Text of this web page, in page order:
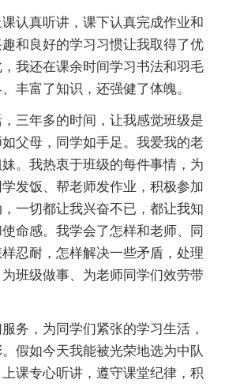
认真听讲，课下认真完成作业和
和良好的学习习惯让我取得了优
我还在课余时间学习书法和羽毛
丰富了知识，还强健了体魄。
三年多的时间，让我感觉班级是
父母，同学如手足。我爱我的老
。我热衷于班级的每件事情，为
发饭、帮老师发作业，积极参加
一切都让我兴奋不已，都让我知
命感。我学会了怎样和老师、同
忍耐，怎样解决一些矛盾，处理
班级做事、为老师同学们效劳带
务，为同学们紧张的学习生活，
假如今天我能被光荣地选为中队
课专心听讲，遵守课堂纪律，积